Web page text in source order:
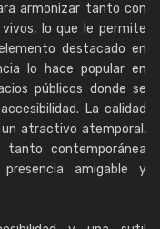
armonizar tanto con
lo que le permite
destacado en
lo hace popular en
públicos donde se
La calidad
un atractivo atemporal,
contemporánea
amigable y